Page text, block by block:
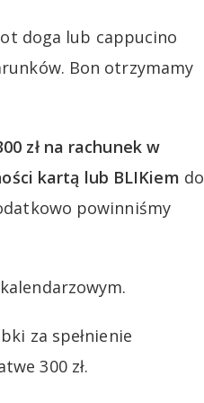
doga lub cappucino
Bon otrzymamy
zł na rachunek w
kartą lub BLIKiem do
powinniśmy
za spełnienie
300 zł.